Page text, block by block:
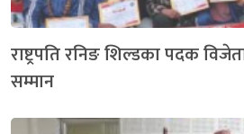
राष्ट्रपति रनिङ शिल्डका पदक
सम्मान